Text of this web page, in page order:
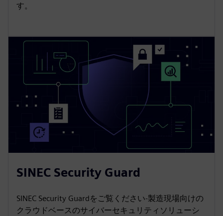
す。
SINEC Security Guard
SINEC Security Guardをご覧ください-製造現場向けの
クラウドベースのサイバーセキュリティソリューシ